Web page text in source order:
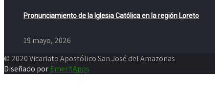
Pronunciamiento de la Iglesia Católica en la región Loreto
19 mayo, 2026
© 2020 Vicariato Apostólico San José del Amazonas
Diseñado por EmeritApps